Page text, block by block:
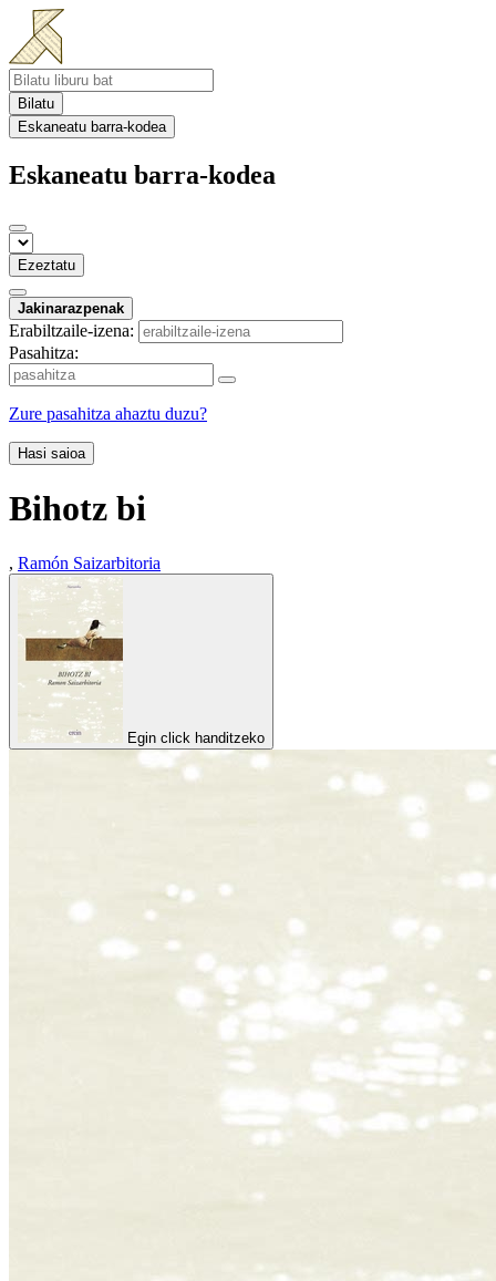
Bilatu
Eskaneatu barra-kodea
Eskaneatu barra-kodea
Ezeztatu
Jakinarazpenak
Erabiltzaile-izena:
Pasahitza:
Zure pasahitza ahaztu duzu?
Hasi saioa
Bihotz bi
, Ramón Saizarbitoria
Egin click handitzeko